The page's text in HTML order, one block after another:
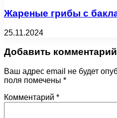
Жареные грибы с
25.11.2024
Добавить комментарий
Ваш адрес email не будет
поля помечены *
Комментарий *